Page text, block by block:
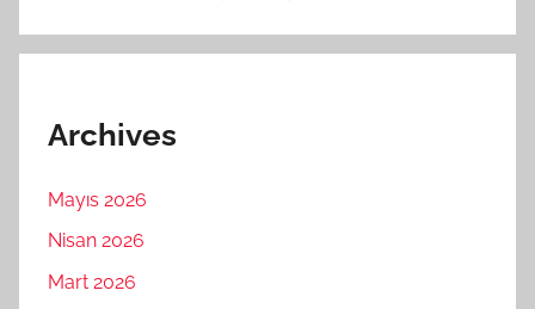
Archives
Mayıs 2026
Nisan 2026
Mart 2026